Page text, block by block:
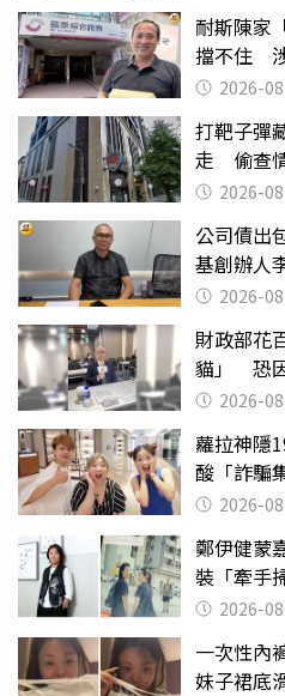
耐斯陳家
擋不住
票證2026-
打靶子彈
走 偷查
2026-
公司債出
基創辦人
跑」2026-
財政部花
貓」 恐
議 2026-
蘿拉神隱
酸「詐騙
2026-
鄭伊健蒙
裝「牽手
2026-
一次性內
妹子裙底